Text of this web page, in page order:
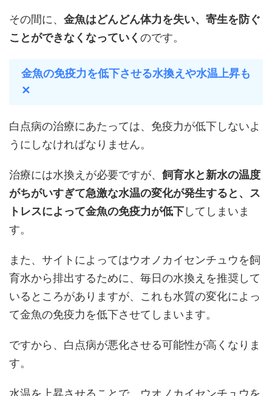
その間に、 金魚はどんどん体力を失い、寄生を防ぐ
ことができなくなっていく のです。
金魚の免疫力を低下させる水換えや水温上昇も
✕
白点病の治療にあたっては、免疫力が低下しないよ
うにしなければなりません。
治療には水換えが必要ですが、 飼育水と新水の温度
がちがいすぎて急激な水温の変化が発生すると、ス
トレスによって金魚の免疫力が低下してしまいま
す。
また、サイトによってはウオノカイセンチュウを飼
育水から排出するために、毎日の水換えを推奨して
いるところがありますが、これも水質の変化によっ
て金魚の免疫力を低下させてしまいます。
ですから、白点病が悪化させる可能性が高くなりま
す。
水温を上昇させることで、ウオノカイセンチュウを